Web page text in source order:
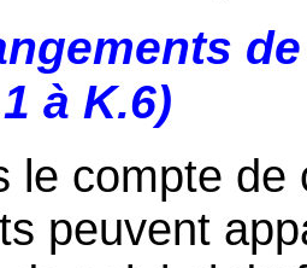
à K.6)
le compte
peuvent